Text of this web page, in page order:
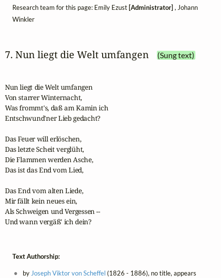
Research team for this page: Emily Ezust[Administrator], Johann
Winkler
7. Nun liegt die Welt umfangen (Sung text)
Nun liegt die Welt umfangen
Von starrer Winternacht,
Was frommt's, daß am Kamin ich
Entschwund'ner Lieb gedacht?
Das Feuer will erlöschen,
Das letzte Scheit verglüht,
Die Flammen werden Asche,
Das ist das End vom Lied,
Das End vom alten Liede,
Mir fällt kein neues ein,
Als Schweigen und Vergessen --
Und wann vergäß' ich dein?
Text Authorship:
byJoseph Viktor von Scheffel(1826 - 1886), no title, appears